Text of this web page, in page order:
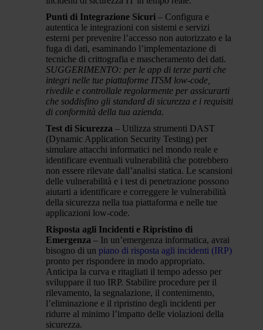
Punti di Integrazione Sicuri – Configura e
autentica le integrazioni con sistemi e servizi
esterni per prevenire l’accesso non autorizzato e la
fuga di dati, esaminando l’implementazione di
tecniche di crittografia e mascheramento dei dati.
SUGGERIMENTO: per le app di terze parti che
integri nelle tue piattaforme ITSM low-code,
rivedile e controllale regolarmente per assicurarti
che soddisfino gli standard di sicurezza e i requisiti
di conformità della tua azienda.
Test di Sicurezza – Utilizza strumenti DAST
(Dynamic Application Security Testing) per
simulare attacchi informatici nel mondo reale e
identificare eventuali vulnerabilità che potrebbero
non essere rilevate dall’analisi statica. Le scansioni
delle vulnerabilità e i test di penetrazione possono
aiutarti a identificare e correggere le vulnerabilità
della sicurezza nella tua piattaforma e nelle tue
applicazioni low-code.
Risposta agli Incidenti e Ripristino di
Emergenza – In un’emergenza informatica, avrai
bisogno di un piano di risposta agli incidenti (IRP)
pronto per rispondere in modo appropriato.
Anticipa la curva e ritagliati il tempo adesso per
sviluppare il tuo IRP. Stabilire procedure per il
rilevamento, la segnalazione, il contenimento,
l’eliminazione e il ripristino degli incidenti per
ridurre al minimo l’impatto delle violazioni della
sicurezza.